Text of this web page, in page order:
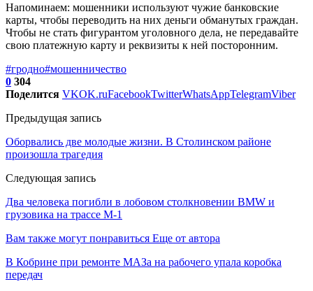
Напоминаем: мошенники используют чужие банковские
карты, чтобы переводить на них деньги обманутых граждан.
Чтобы не стать фигурантом уголовного дела, не передавайте
свою платежную карту и реквизиты к ней посторонним.
#гродно#мошенничество
0 304
Поделится VKOK.ruFacebookTwitterWhatsAppTelegramViber
Предыдущая запись
Оборвались две молодые жизни. В Столинском районе
произошла трагедия
Следующая запись
Два человека погибли в лобовом столкновении BMW и
грузовика на трассе М-1
Вам также могут понравиться Еще от автора
В Кобрине при ремонте МАЗа на рабочего упала коробка
передач